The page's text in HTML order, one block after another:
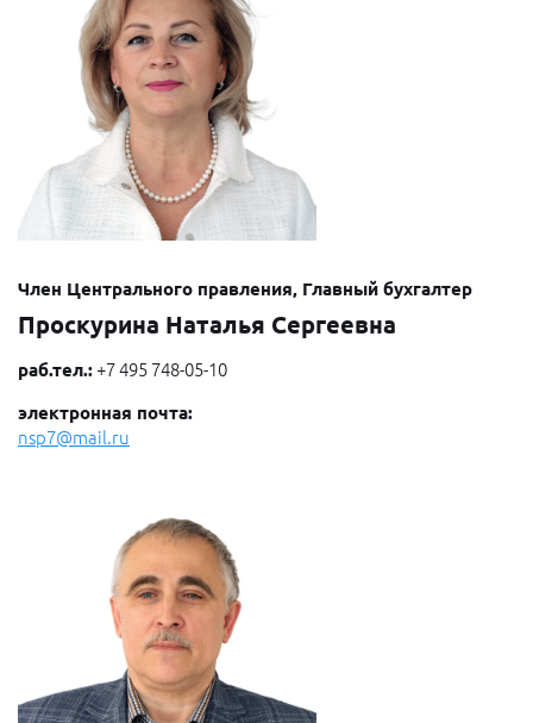
Член Центрального правления, Главный бухгалтер
Проскурина Наталья Сергеевна
раб.тел.:+7 495 748-05-10
электронная почта:
nsp7@mail.ru